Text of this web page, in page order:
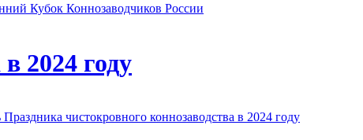
Кубок Коннозаводчиков России
2024 году
чистокровного коннозаводства в 2024 году